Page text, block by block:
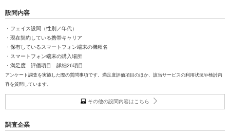
設問内容
・フェイス設問（性別／年代）
・現在契約している携帯キャリア
・保有しているスマートフォン端末の機種名
・スマートフォン端末の購入場所
・満足度 評価項目 詳細26項目
アンケート調査を実施した際の質問事項です。満足度評価項目のほか、該当サービスの利用状況や検討内
容を質問しています。
その他の設問内容はこちら
調査企業